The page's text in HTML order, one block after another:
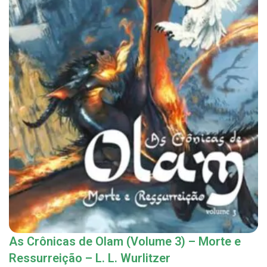
As Crônicas de Olam (Volume 3) – Morte e
Ressurreição – L. L. Wurlitzer